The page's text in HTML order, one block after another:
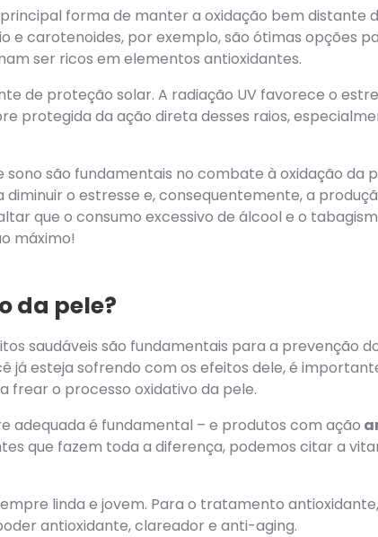
forma de manter a oxidação bem distante
e carotenoides, por exemplo, são ótimas opções
ser ricos em elementos antioxidantes.
de proteção solar. A radiação UV favorece o
protegida da ação direta desses raios,
são fundamentais no combate à oxidação da
o estresse e, consequentemente, a
que o consumo excessivo de álcool e o
máximo!
da pele?
saudáveis são fundamentais para a prevenção
já esteja sofrendo com os efeitos dele, é
frear o processo oxidativo da pele.
adequada é fundamental – e produtos com ação
que fazem toda a diferença, podemos citar a
linda e jovem. Para o tratamento
antioxidante, clareador e anti-aging.